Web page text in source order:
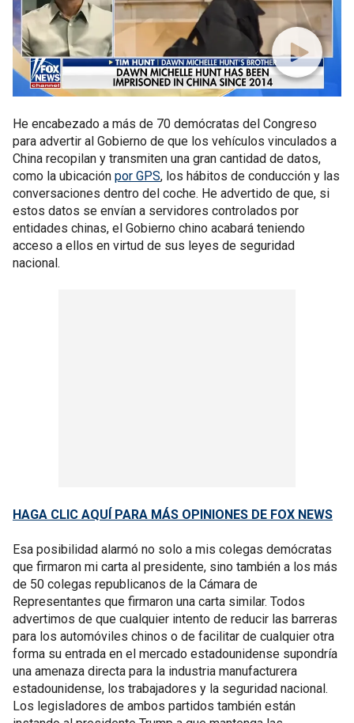
He encabezado a más de 70 demócratas del Congreso
para advertir al Gobierno de que los vehículos vinculados a
China recopilan y transmiten una gran cantidad de datos,
como la ubicación por GPS, los hábitos de conducción y las
conversaciones dentro del coche. He advertido de que, si
estos datos se envían a servidores controlados por
entidades chinas, el Gobierno chino acabará teniendo
acceso a ellos en virtud de sus leyes de seguridad
nacional.
HAGA CLIC AQUÍ PARA MÁS OPINIONES DE FOX NEWS
Esa posibilidad alarmó no solo a mis colegas demócratas
que firmaron mi carta al presidente, sino también a los más
de 50 colegas republicanos de la Cámara de
Representantes que firmaron una carta similar. Todos
advertimos de que cualquier intento de reducir las barreras
para los automóviles chinos o de facilitar de cualquier otra
forma su entrada en el mercado estadounidense supondría
una amenaza directa para la industria manufacturera
estadounidense, los trabajadores y la seguridad nacional.
Los legisladores de ambos partidos también están